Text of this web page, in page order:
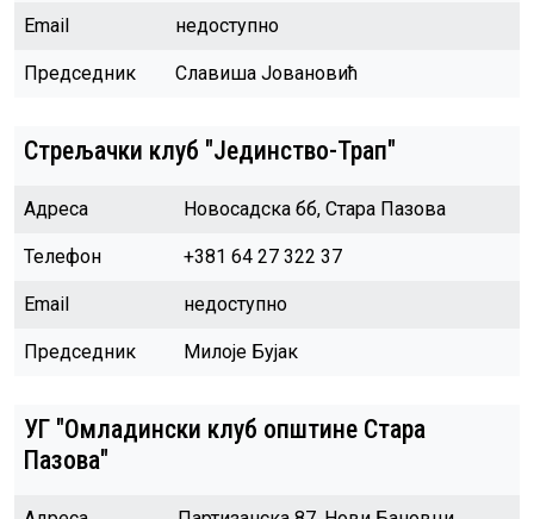
Email недоступно
Председник Славиша Јовановић
Стрељачки клуб "Јединство-Трап"
Адреса Новосадска бб, Стара Пазова
Телефон +381 64 27 322 37
Email недоступно
Председник Милоје Бујак
УГ "Омладински клуб општине Стара
Пазова"